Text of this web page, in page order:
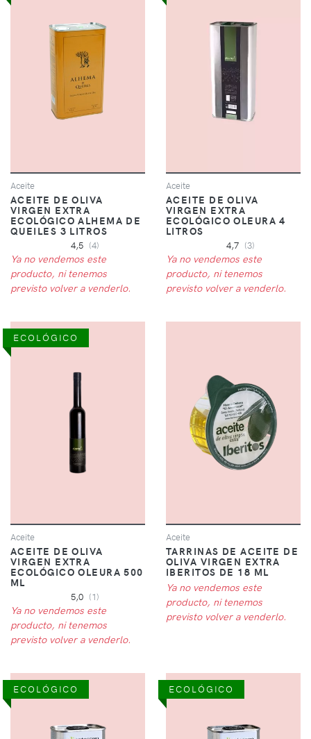
Aceite
ACEITE DE OLIVA
VIRGEN EXTRA
ECOLÓGICO ALHEMA DE
QUEILES 3 LITROS
4,5 (4)
Ya no vendemos este
producto, ni tenemos
previsto volver a venderlo.
Aceite
ACEITE DE OLIVA
VIRGEN EXTRA
ECOLÓGICO OLEURA 4
LITROS
4,7 (3)
Ya no vendemos este
producto, ni tenemos
previsto volver a venderlo.
ECOLÓGICO
Aceite
ACEITE DE OLIVA
VIRGEN EXTRA
ECOLÓGICO OLEURA 500
ML
5,0 (1)
Ya no vendemos este
producto, ni tenemos
previsto volver a venderlo.
Aceite
TARRINAS DE ACEITE DE
OLIVA VIRGEN EXTRA
IBERITOS DE 18 ML
Ya no vendemos este
producto, ni tenemos
previsto volver a venderlo.
ECOLÓGICO ECOLÓGICO